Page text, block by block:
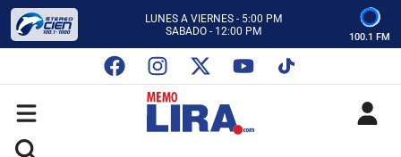
LUNES A VIERNES - 5:00 PM
SABADO - 12:00 PM
CON MEMO LIRA Y SU EQUIPO
LUNES A VIERNES - 5:00 PM
SABADO - 12:00 PM
100.1 FM